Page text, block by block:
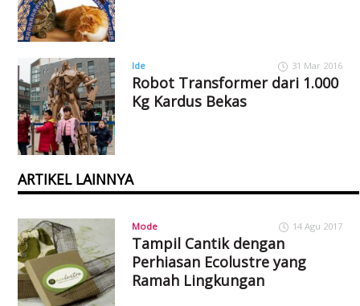
Ide 31 Mar 2016
Robot Transformer dari 1.000
Kg Kardus Bekas
ARTIKEL LAINNYA
Mode 14 Agu 2017
Tampil Cantik dengan
Perhiasan Ecolustre yang
Ramah Lingkungan